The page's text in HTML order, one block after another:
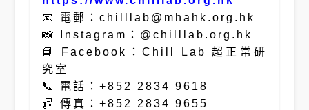
📧 電郵：chilllab@mhahk.org.hk
📸 Instagram：@chilllab.org.hk
📘 Facebook：Chill Lab 超正常研
究室
📞 電話：+852 2834 9618
📠 傳真：+852 2834 9655